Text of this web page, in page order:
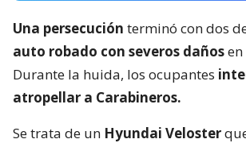
Una persecución terminó con dos
auto robado con severos dañosen
Durante la huida, los ocupantes
atropellar a Carabineros.
Se trata de un Hyundai Veloster